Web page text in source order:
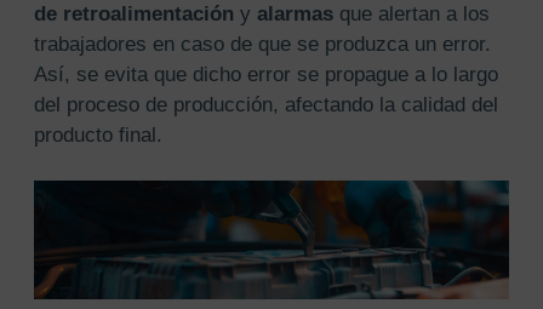
de retroalimentación y alarmasque alertan a los
trabajadores en caso de que se produzca un error.
Así, se evita que dicho error se propague a lo largo
del proceso de producción, afectando la calidad del
producto final.